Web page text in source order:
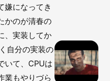
嫌になってき
かのが清春の
、実装してか
自分の実装の
いて、CPUは
業もやりづら